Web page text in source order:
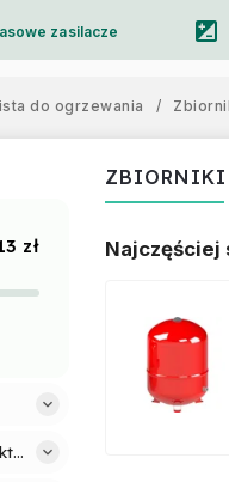
zasilacze iso
do ogrzewania /
zł
Elektryczne kotły i konwektory
ZBIORNIKI
Najczęściej